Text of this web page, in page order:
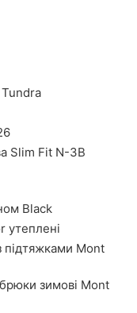
Slim Fit N-3B
Black
утеплені
підтяжками Mont
зимові Mont